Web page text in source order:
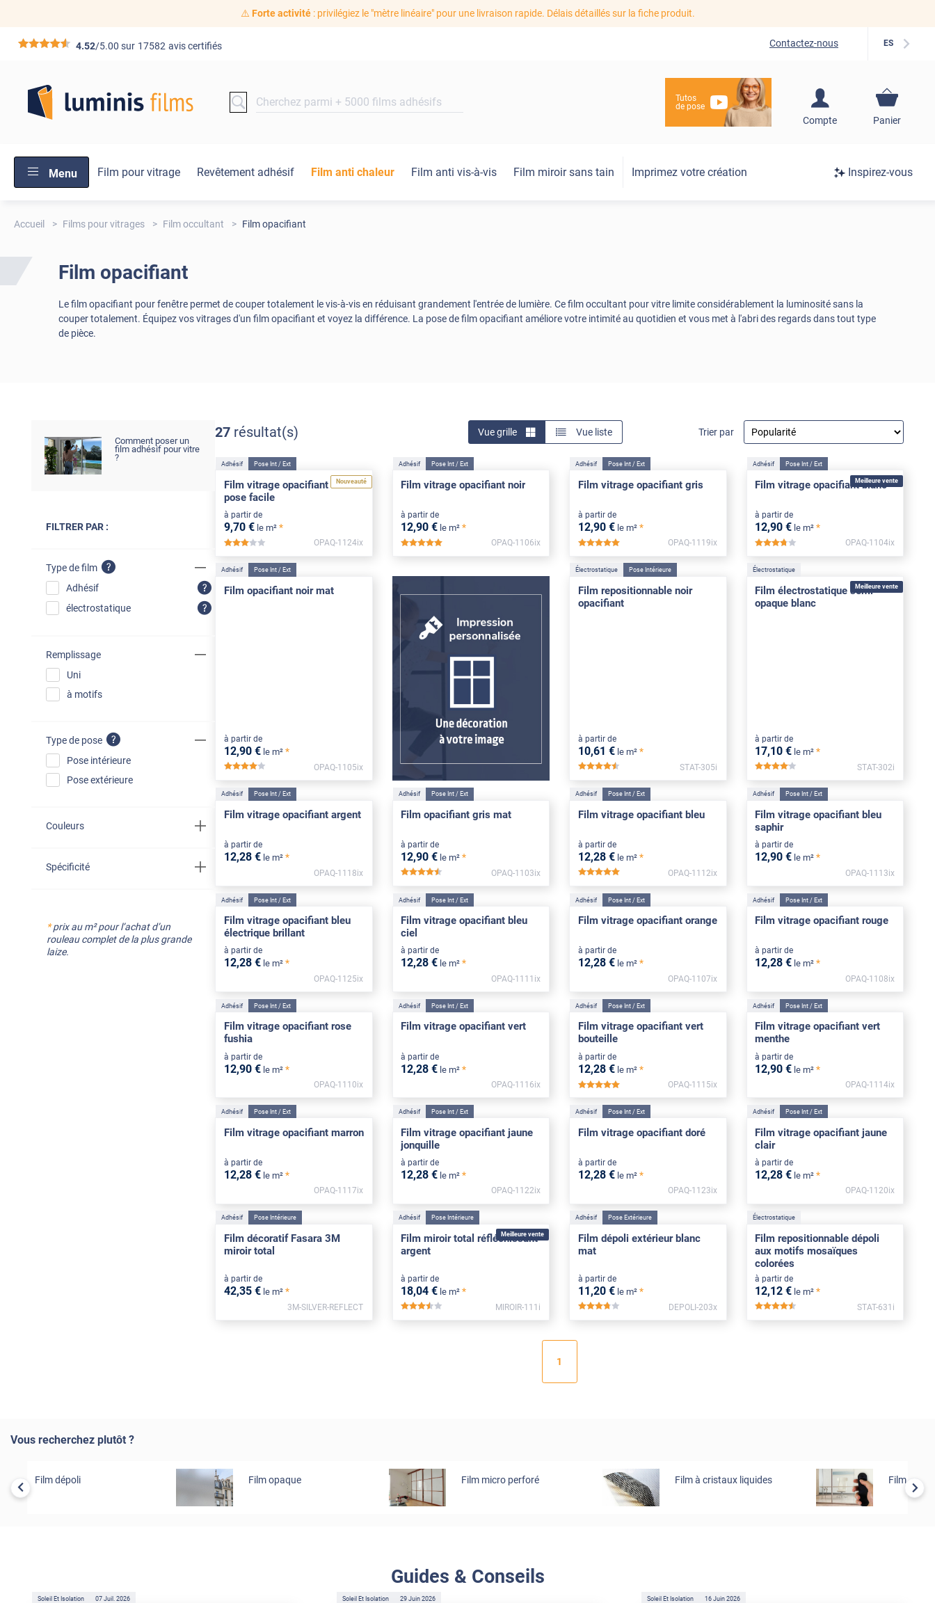
⚠️ Forte activité: privilégiez le "mètre linéaire" pour une livraison rapide. Délais détaillés sur la fiche produit.
*****4.52/5.00 sur 17582 avis certifiés Contactez-nous ES
Tutos
de pose
Compte
S'inscrire / Se
Panier
Menu Film pour vitrage Revêtement adhésif Film anti chaleur Film anti vis-à-vis Film miroir sans tain Imprimez votre création Inspirez-vous
Accueil Films pour vitrages Film occultant Film opacifiant
Film opacifiant
Le film opacifiant pour fenêtre permet de couper totalement le vis-à-vis en réduisant grandement l'entrée de lumière. Ce film occultant pour vitre limite considérablement la luminosité sans la
couper totalement. Équipez vos vitrages d'un film opacifiant et voyez la différence. La pose de film opacifiant améliore votre intimité au quotidien et vous met à l'abri des regards dans tout type
de pièce.
Comment poser un
film adhésif pour vitre
?
FILTRER PAR :
Type de film
Adhésif
électrostatique
Remplissage
Uni
à motifs
Type de pose
Pose intérieure
Pose extérieure
Couleurs
Spécificité
*prix au m² pour l’achat d’un
rouleau complet de la plus grande
laize.
27 résultat(s) Vue grille Vue liste Trier par
Nouveauté
Adhésif Pose Int / Ext
Film vitrage opacifiant blanc
pose facile
à partir de
9,70 € le m² *
*****
OPAQ-1124ix
Adhésif Pose Int / Ext
Film vitrage opacifiant noir
à partir de
12,90 € le m² *
OPAQ-1106ix
Adhésif Pose Int / Ext
Film vitrage opacifiant gris
à partir de
12,90 € le m² *
*****
OPAQ-1119ix
Meilleure vente
Adhésif Pose Int / Ext
Film vitrage opacifiant blanc
à partir de
12,90 € le m² *
*****
OPAQ-1104ix
Adhésif Pose Int / Ext
Film opacifiant noir mat
à partir de
12,90 € le m² *
*****
OPAQ-1105ix
Électrostatique Pose Intérieure
Film repositionnable noir
opacifiant
à partir de
10,61 € le m² *
*****
STAT-305i
Meilleure vente
Électrostatique
Film électrostatique semi-
opaque blanc
à partir de
17,10 € le m² *
*****
STAT-302i
Adhésif Pose Int / Ext
Film vitrage opacifiant argent
à partir de
12,28 € le m² *
OPAQ-1118ix
Adhésif Pose Int / Ext
Film opacifiant gris mat
à partir de
12,90 € le m² *
*****
OPAQ-1103ix
Adhésif Pose Int / Ext
Film vitrage opacifiant bleu
à partir de
12,28 € le m² *
OPAQ-1112ix
Adhésif Pose Int / Ext
Film vitrage opacifiant bleu
saphir
à partir de
12,90 € le m² *
OPAQ-1113ix
Adhésif Pose Int / Ext
Film vitrage opacifiant bleu
électrique brillant
à partir de
12,28 € le m² *
OPAQ-1125ix
Adhésif Pose Int / Ext
Film vitrage opacifiant bleu
ciel
à partir de
12,28 € le m² *
OPAQ-1111ix
Adhésif Pose Int / Ext
Film vitrage opacifiant orange
à partir de
12,28 € le m² *
OPAQ-1107ix
Adhésif Pose Int / Ext
Film vitrage opacifiant rouge
à partir de
12,28 € le m² *
OPAQ-1108ix
Adhésif Pose Int / Ext
Film vitrage opacifiant rose
fushia
à partir de
12,90 € le m² *
OPAQ-1110ix
Adhésif Pose Int / Ext
Film vitrage opacifiant vert
à partir de
12,28 € le m² *
OPAQ-1116ix
Adhésif Pose Int / Ext
Film vitrage opacifiant vert
bouteille
à partir de
12,28 € le m² *
*****
OPAQ-1115ix
Adhésif Pose Int / Ext
Film vitrage opacifiant vert
menthe
à partir de
12,90 € le m² *
OPAQ-1114ix
Adhésif Pose Int / Ext
Film vitrage opacifiant marron
à partir de
12,28 € le m² *
OPAQ-1117ix
Adhésif Pose Int / Ext
Film vitrage opacifiant jaune
jonquille
à partir de
12,28 € le m² *
OPAQ-1122ix
Adhésif Pose Int / Ext
Film vitrage opacifiant doré
à partir de
12,28 € le m² *
OPAQ-1123ix
Adhésif Pose Int / Ext
Film vitrage opacifiant jaune
clair
à partir de
12,28 € le m² *
OPAQ-1120ix
Adhésif Pose Intérieure
Film décoratif Fasara 3M
miroir total
à partir de
42,35 € le m² *
3M-SILVER-REFLECT
Meilleure vente
Adhésif Pose Intérieure
Film miroir total réfléchissant
argent
à partir de
18,04 € le m² *
*****
MIROIR-111i
Adhésif Pose Extérieure
Film dépoli extérieur blanc
mat
à partir de
11 ,20 € le m² *
*****
DEPOLI-203x
Électrostatique
Film repositionnable dépoli
aux motifs mosaïques
colorées
à partir de
12,12 € le m² *
*****
STAT-631i
1
Vous recherchez plutôt ?
Film dépoli Film opaque Film micro perforé Film à cristaux liquides Film
Guides & Conseils
Soleil Et Isolation 07 Juil. 2026 Soleil Et Isolation 29 Juin 2026 Soleil Et Isolation 16 Juin 2026